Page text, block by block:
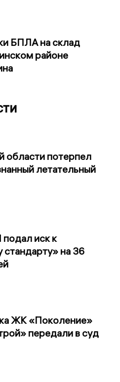
БПЛА на склад
районе
области потерпел
летательный
иск к
на 36
ЖК «Поколение»
передали в суд